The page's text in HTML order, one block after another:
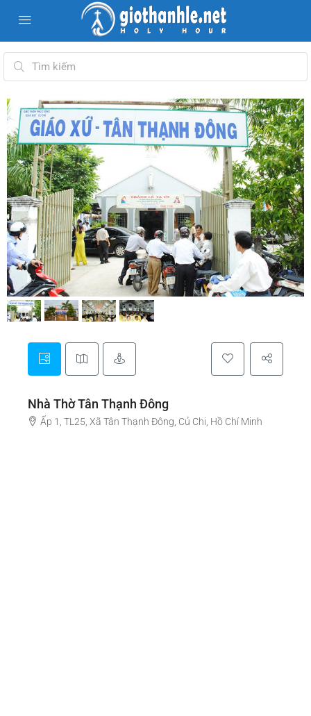
Nhà Thờ Tân Thạnh Đông
Ấp 1, TL25, Xã Tân Thạnh Đông, Củ Chi, Hồ Chí Minh